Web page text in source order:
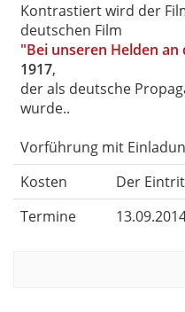
Kontrastiert wird der
deutschen Film
"Bei unseren Helden an
1917,
der als deutsche
wurde..
Vorführung mit
Kosten
Der
Termine